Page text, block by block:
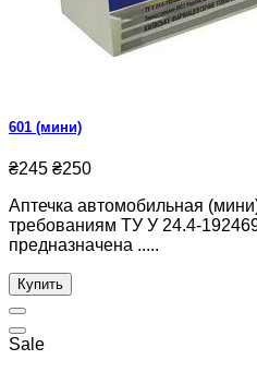
601 (мини)
₴245 ₴250
Аптечка автомобильная
требованиям ТУ У 24.4-
предназначена .....
Купить
Sale